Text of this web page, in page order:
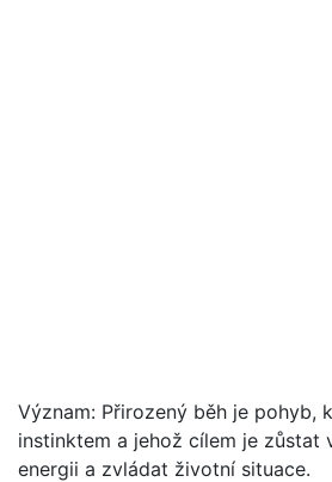
Význam: Přirozený běh je pohyb,
instinktem a jehož cílem je zůstat
energii a zvládat životní situace.